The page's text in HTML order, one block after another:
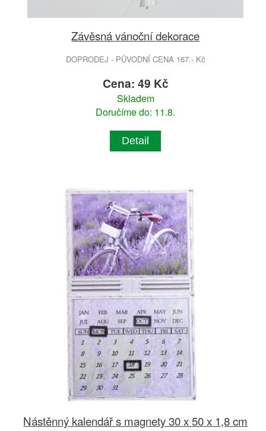
Závěsná vánoční dekorace
DOPRODEJ - PŮVODNÍ CENA 167.- Kč
Cena: 49 Kč
Skladem
Doručíme do: 11.8.
Detail
Nástěnný kalendář s magnety 30 x 50 x 1,8 cm